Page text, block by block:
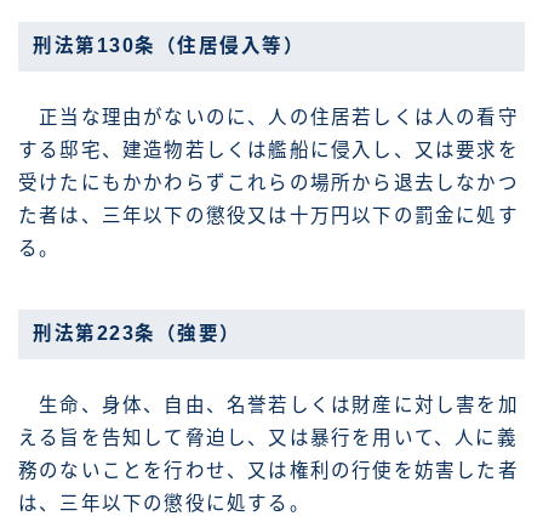
刑法第130条（住居侵入等）
正当な理由がないのに、人の住居若しくは人の看守
する邸宅、建造物若しくは艦船に侵入し、又は要求を
受けたにもかかわらずこれらの場所から退去しなかつ
た者は、三年以下の懲役又は十万円以下の罰金に処す
る。
刑法第223条（強要）
生命、身体、自由、名誉若しくは財産に対し害を加
える旨を告知して脅迫し、又は暴行を用いて、人に義
務のないことを行わせ、又は権利の行使を妨害した者
は、三年以下の懲役に処する。